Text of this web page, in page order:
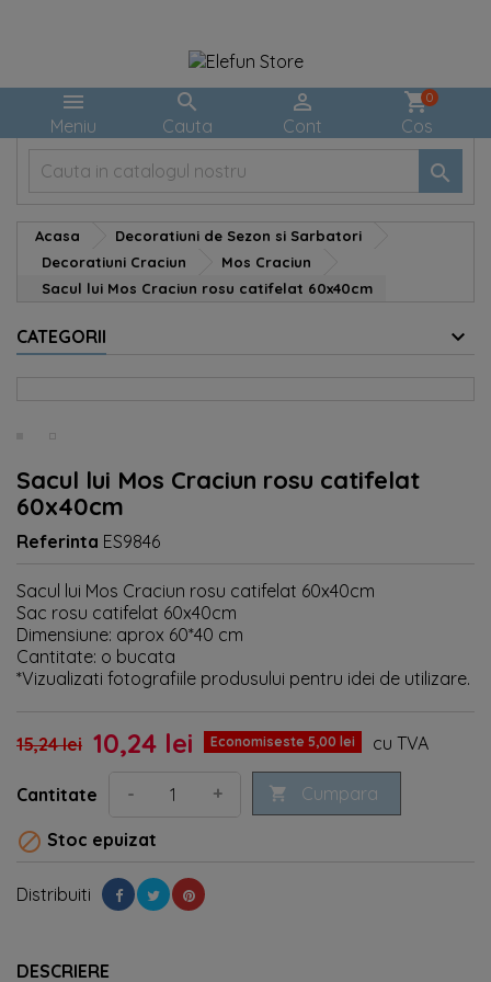

Meniu

Cauta

Cont
shopping_cart
Cos
0

Acasa
Decoratiuni de Sezon si Sarbatori
Decoratiuni Craciun
Mos Craciun
Sacul lui Mos Craciun rosu catifelat 60x40cm
CATEGORII
Sacul lui Mos Craciun rosu catifelat
60x40cm
Referinta ES9846
Sacul lui Mos Craciun rosu catifelat 60x40cm
Sac rosu catifelat 60x40cm
Dimensiune: aprox 60*40 cm
Cantitate: o bucata
*Vizualizati fotografiile produsului pentru idei de utilizare.
15,24 lei 10,24 lei Economiseste 5,00 lei cu TVA
Cantitate - +  Cumpara
 Stoc epuizat
Distribuiti
DESCRIERE